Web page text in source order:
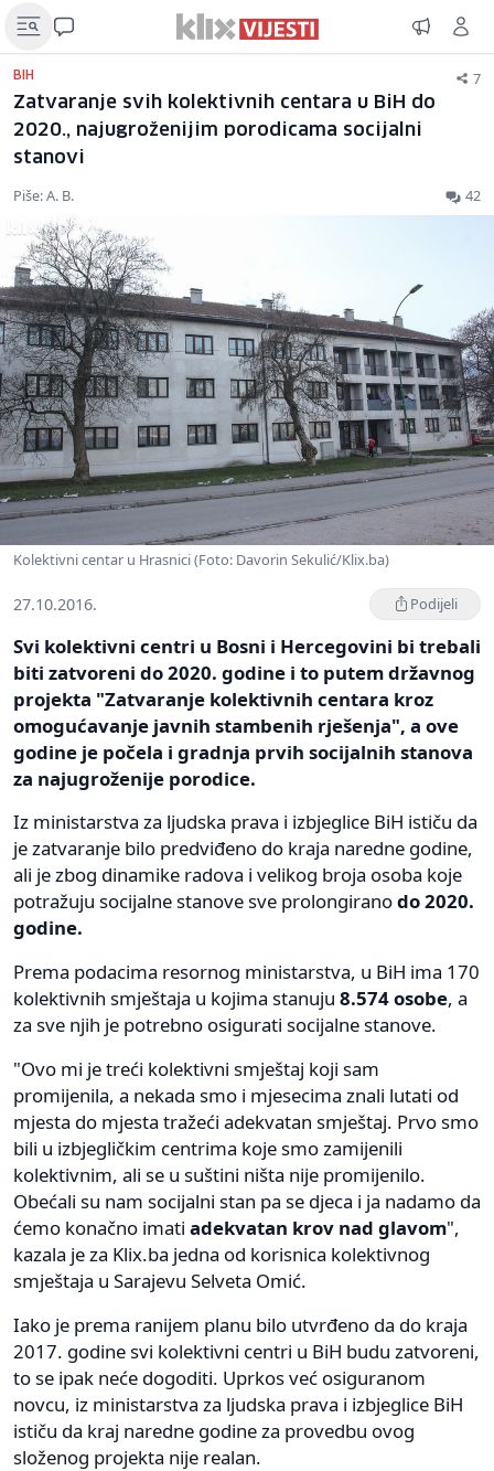
BIH 7
Zatvaranje svih kolektivnih centara u BiH do
2020., najugroženijim porodicama socijalni
stanovi
Piše: A. B. 42
Kolektivni centar u Hrasnici (Foto: Davorin Sekulić/Klix.ba)
27.10.2016. Podijeli
Svi kolektivni centri u Bosni i Hercegovini bi trebali
biti zatvoreni do 2020. godine i to putem državnog
projekta "Zatvaranje kolektivnih centara kroz
omogućavanje javnih stambenih rješenja", a ove
godine je počela i gradnja prvih socijalnih stanova
za najugroženije porodice.
Iz ministarstva za ljudska prava i izbjeglice BiH ističu da
je zatvaranje bilo predviđeno do kraja naredne godine,
ali je zbog dinamike radova i velikog broja osoba koje
potražuju socijalne stanove sve prolongiranodo 2020.
godine.
Prema podacima resornog ministarstva, u BiH ima 170
kolektivnih smještaja u kojima stanuju 8.574 osobe, a
za sve njih je potrebno osigurati socijalne stanove.
"Ovo mi je treći kolektivni smještaj koji sam
promijenila, a nekada smo i mjesecima znali lutati od
mjesta do mjesta tražeći adekvatan smještaj. Prvo smo
bili u izbjegličkim centrima koje smo zamijenili
kolektivnim, ali se u suštini ništa nije promijenilo.
Obećali su nam socijalni stan pa se djeca i ja nadamo da
ćemo konačno imati adekvatan krov nad glavom",
kazala je za Klix.ba jedna od korisnica kolektivnog
smještaja u Sarajevu Selveta Omić.
Iako je prema ranijem planu bilo utvrđeno da do kraja
2017. godine svi kolektivni centri u BiH budu zatvoreni,
to se ipak neće dogoditi. Uprkos već osiguranom
novcu, iz ministarstva za ljudska prava i izbjeglice BiH
ističu da kraj naredne godine za provedbu ovog
složenog projekta nije realan.